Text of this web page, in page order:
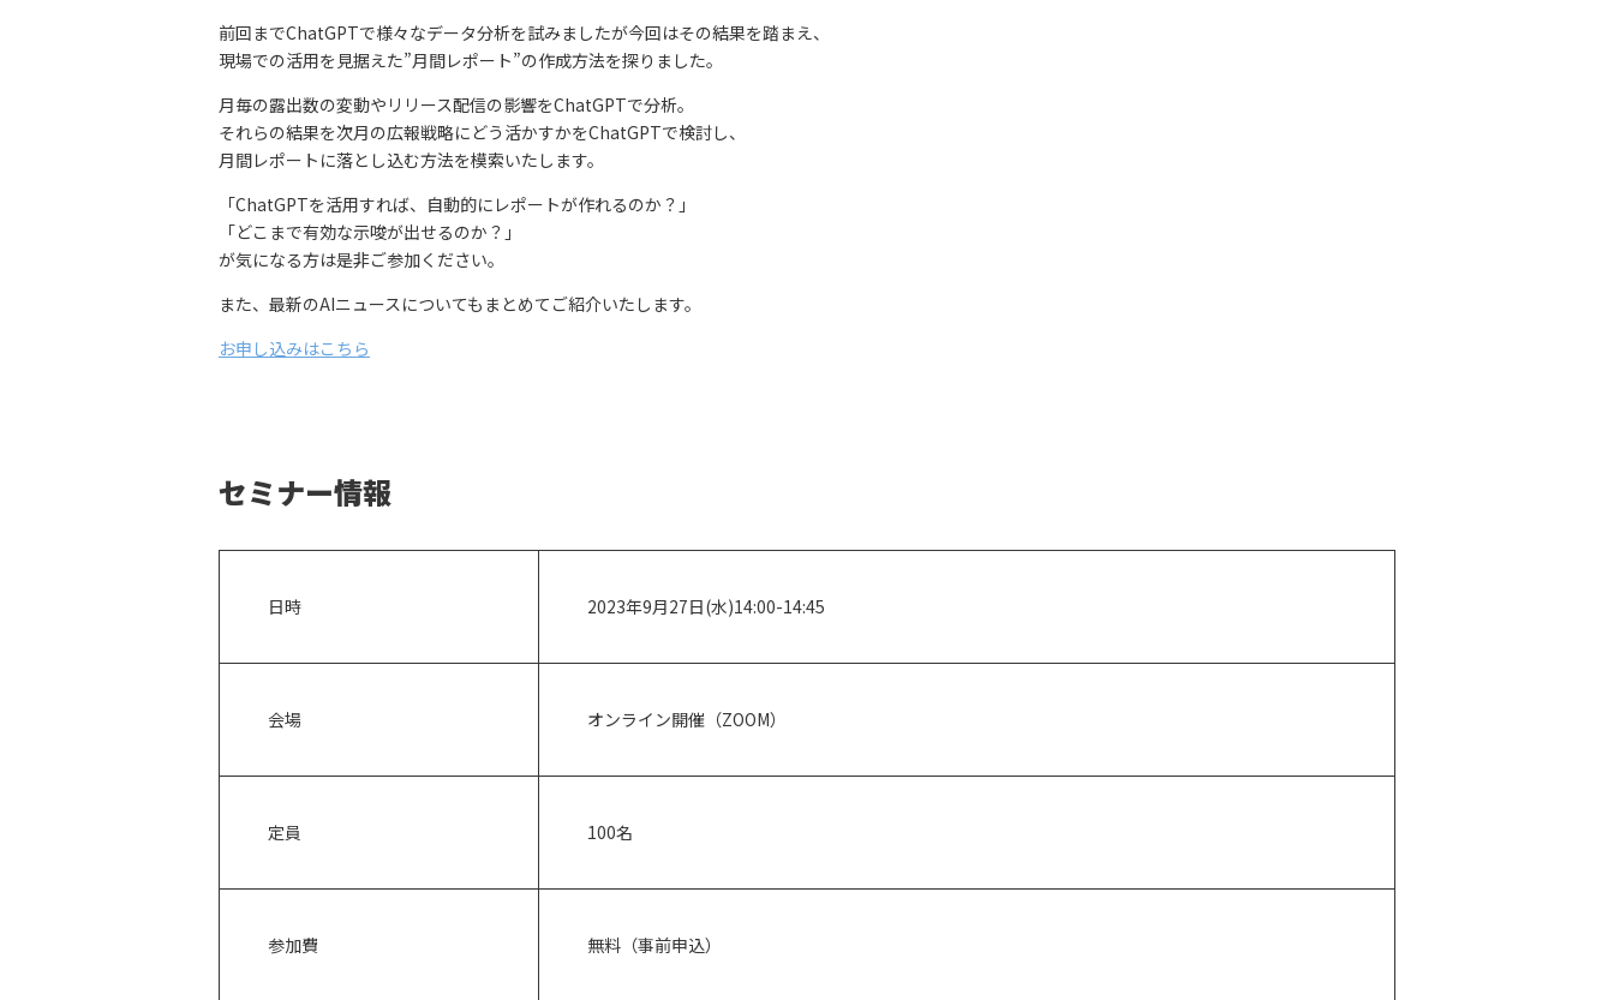
前回までChatGPTで様々なデータ分析を試みましたが今回はその結果を踏まえ、
現場での活用を見据えた”月間レポート”の作成方法を探りました。
月毎の露出数の変動やリリース配信の影響をChatGPTで分析。
それらの結果を次月の広報戦略にどう活かすかをChatGPTで検討し、
月間レポートに落とし込む方法を模索いたします。
「ChatGPTを活用すれば、自動的にレポートが作れるのか？」
「どこまで有効な示唆が出せるのか？」
が気になる方は是非ご参加ください。
また、最新のAIニュースについてもまとめてご紹介いたします。
お申し込みはこちら
セミナー情報
日時 2023年9月27日(水)14:00-14:45
会場 オンライン開催（ZOOM）
定員 100名
参加費 無料（事前申込）